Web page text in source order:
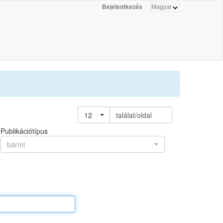
Bejelentkezés
12
találat/oldal
Publikációtípus
bármi